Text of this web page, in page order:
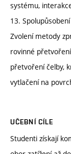
systému,
13.
Zvolení metody
rovinné
přetvoření čelby,
vytlačení na
UČEBNÍ CÍLE
Studenti získají